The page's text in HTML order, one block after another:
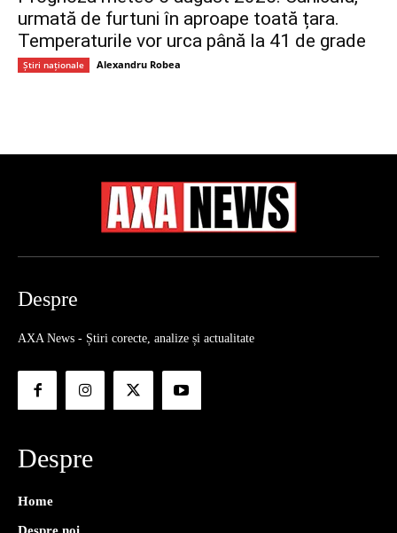
urmată de furtuni în aproape toată țara.
Temperaturile vor urca până la 41 de grade
Știri naționale Alexandru Robea
Despre
AXA News - Știri corecte, analize și actualitate
Despre
Home